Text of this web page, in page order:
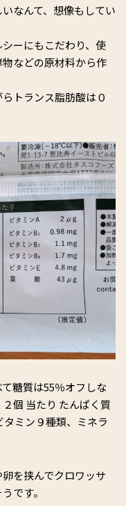
なんて、想像もしてい
ーにもこだわり、使
などの原材料から作
トランス脂肪酸は０
糖質は55％オフしな
個 当たり たんぱく質
ミン９種類、ミネラ
を挟んでクロワッサ
です。